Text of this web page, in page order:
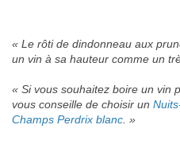
« Le rôti de dindonneau aux
un vin à sa hauteur comme un
« Si vous souhaitez boire un vin
vous conseille de choisir un
Champs Perdrix blanc. »